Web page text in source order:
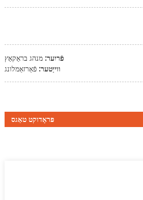
פֿריִער: מנהג בראַקאַץ
ווייַטער: פֿאַרזאַמלונג
פּראָדוקט טאַגס